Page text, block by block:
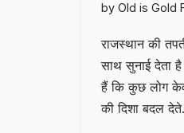
by Old is Gold
राजस्थान की
साथ सुनाई देता
हैं कि कुछ लोग
की दिशा बदल